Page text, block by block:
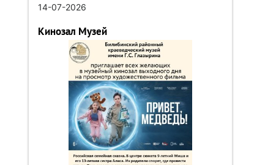
14-07-2026
Кинозал Музей